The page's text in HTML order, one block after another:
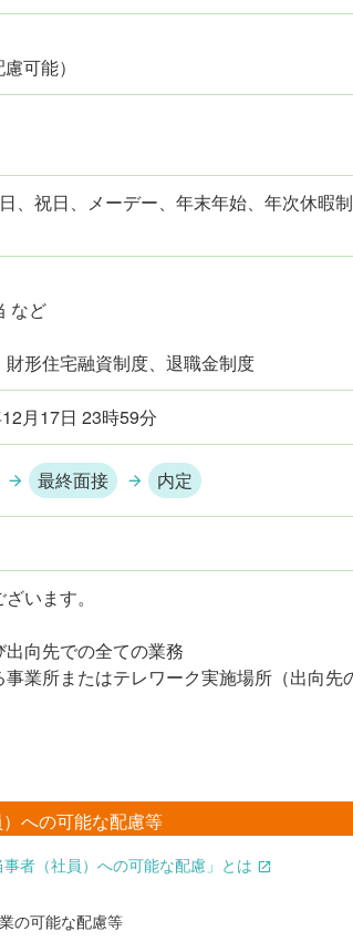
可能）
、祝日、メーデー、年末年始、年次休暇
など
形住宅融資制度、退職金制度
月17日 23時59分
最終面接 内定
います。
向先での全ての業務
業所またはテレワーク実施場所（出向先
への可能な配慮等
事者（社員）への可能な配慮」とは
の可能な配慮等